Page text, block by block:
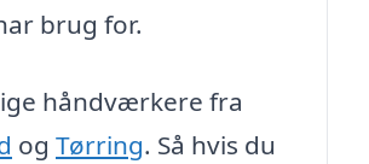
brug for.
håndværkere fra
og Tørring. Så hvis du